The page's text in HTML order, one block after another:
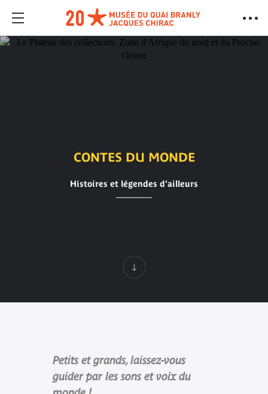
CONTES DU MONDE
Histoires et légendes d'ailleurs
Petits et grands, laissez-vous
guider par les sons et voix du